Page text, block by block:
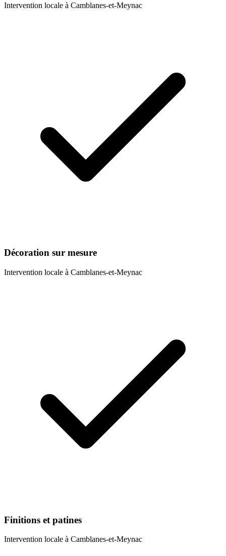
Intervention locale à Camblanes-et-Meynac
Décoration sur mesure
Intervention locale à Camblanes-et-Meynac
Finitions et patines
Intervention locale à Camblanes-et-Meynac